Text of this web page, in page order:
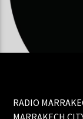
RADIO
MARRAKECH